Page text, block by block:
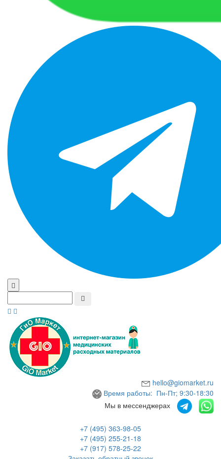
hello@giomarket.ru
Время работы: Пн-Пт; 9:30-18:30
Мы в мессенджерах
+7 (495) 363-98-05
+7 (495) 255-21-18
+7 (917) 578-25-22